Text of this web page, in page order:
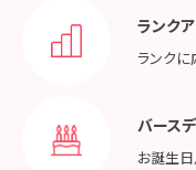
ランク
ランクに
バース
お誕生